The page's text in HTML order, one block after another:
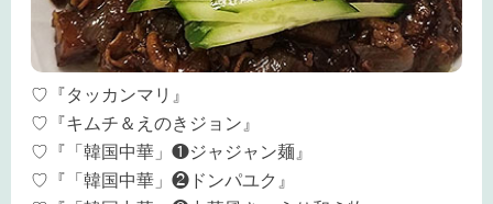
♡『タッカンマリ』
♡『キムチ＆えのきジョン』
♡『「韓国中華」❶ジャジャン麺』
♡『「韓国中華」❷ドンパユク』